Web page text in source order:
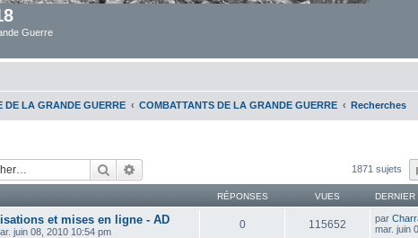
Guerre
DE LA GRANDE GUERRE COMBATTANTS DE LA GRANDE GUERRE Recherches
Rechercher 1871 sujets
RÉPONSES VUES
et mises en ligne - AD
juin 08, 2010 10:54 pm
0 115652 par
mar. juin